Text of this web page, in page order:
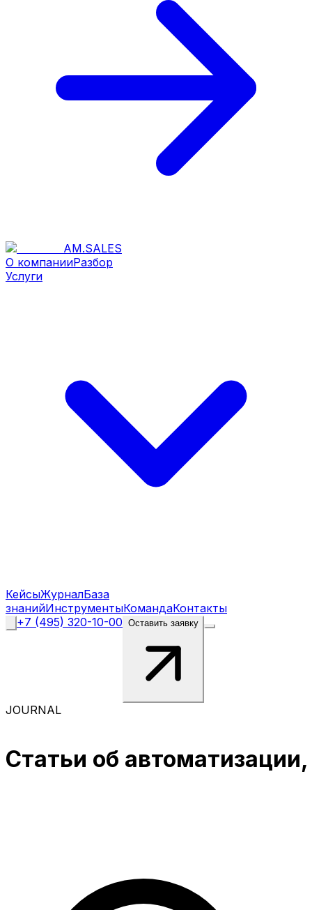
AM.SALES
О компанииРазбор
Услуги
КейсыЖурналБаза
знанийИнструментыКомандаКонтакты
+7 (495) 320-10-00 Оставить заявку
JOURNAL
Статьи об автоматизации,